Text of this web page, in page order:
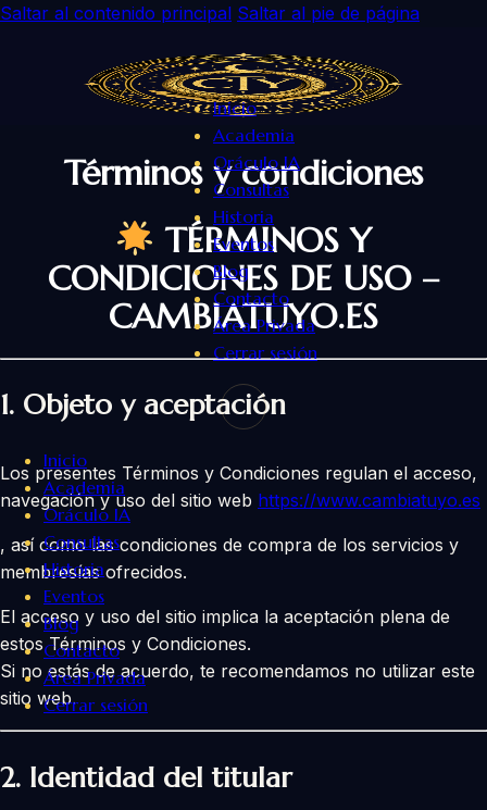
Saltar al contenido principal Saltar al pie de página
Inicio
Academia
Oráculo IA
Consultas
Historia
Eventos
Blog
Contacto
Área Privada
Cerrar sesión
Inicio
Academia
Oráculo IA
Consultas
Historia
Eventos
Blog
Contacto
Área Privada
Cerrar sesión
Términos y condiciones
TÉRMINOS Y
CONDICIONES DE USO –
CAMBIATUYO.ES
1. Objeto y aceptación
Los presentes Términos y Condiciones regulan el acceso,
navegación y uso del sitio web https://www.cambiatuyo.es
, así como las condiciones de compra de los servicios y
membresías ofrecidos.
El acceso y uso del sitio implica la aceptación plena de
estos Términos y Condiciones.
Si no estás de acuerdo, te recomendamos no utilizar este
sitio web.
2. Identidad del titular